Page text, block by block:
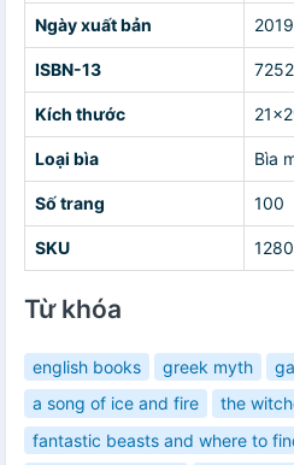
Ngày xuất bản
ISBN-13
Kích thước
Loại bìa Bìa
Số trang 100
SKU
Từ khóa
english books greek myth
a song of ice and fire
the
fantastic beasts and where to